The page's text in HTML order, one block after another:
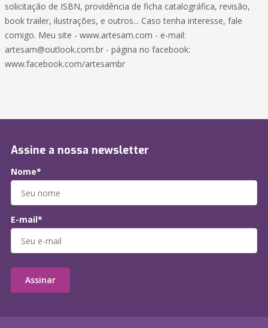
solicitação de ISBN, providência de ficha catalográfica, revisão,
book trailer, ilustrações, e outros... Caso tenha interesse, fale
comigo. Meu site - www.artesam.com - e-mail:
artesam@outlook.com.br - página no facebook:
www.facebook.com/artesambr
Assine a nossa newsletter
Nome*
E-mail*
Assinar